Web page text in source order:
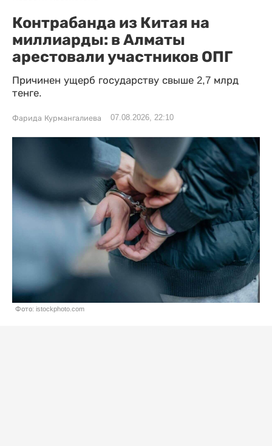
Контрабанда из Китая на
миллиарды: в Алматы
арестовали участников ОПГ
Причинен ущерб государству свыше 2,7 млрд
тенге.
Фарида Курмангалиева 07.08.2026, 22:10
Фото: istockphoto.com